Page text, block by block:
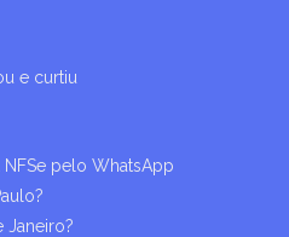
e curtiu
NFSe pelo WhatsApp
Janeiro?